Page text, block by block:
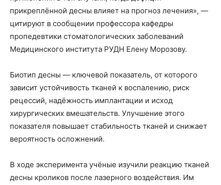
прикреплённой десны влияет на прогноз лечения», —
цитируют в сообщении профессора кафедры
пропедевтики стоматологических заболеваний
Медицинского института РУДН Елену Морозову.
Биотип десны — ключевой показатель, от которого
зависит устойчивость тканей к воспалению, риск
рецессий, надёжность имплантации и исход
хирургических вмешательств. Улучшение этого
показателя повышает стабильность тканей и снижает
вероятность осложнений.
В ходе эксперимента учёные изучили реакцию тканей
десны кроликов после лазерного воздействия. Им